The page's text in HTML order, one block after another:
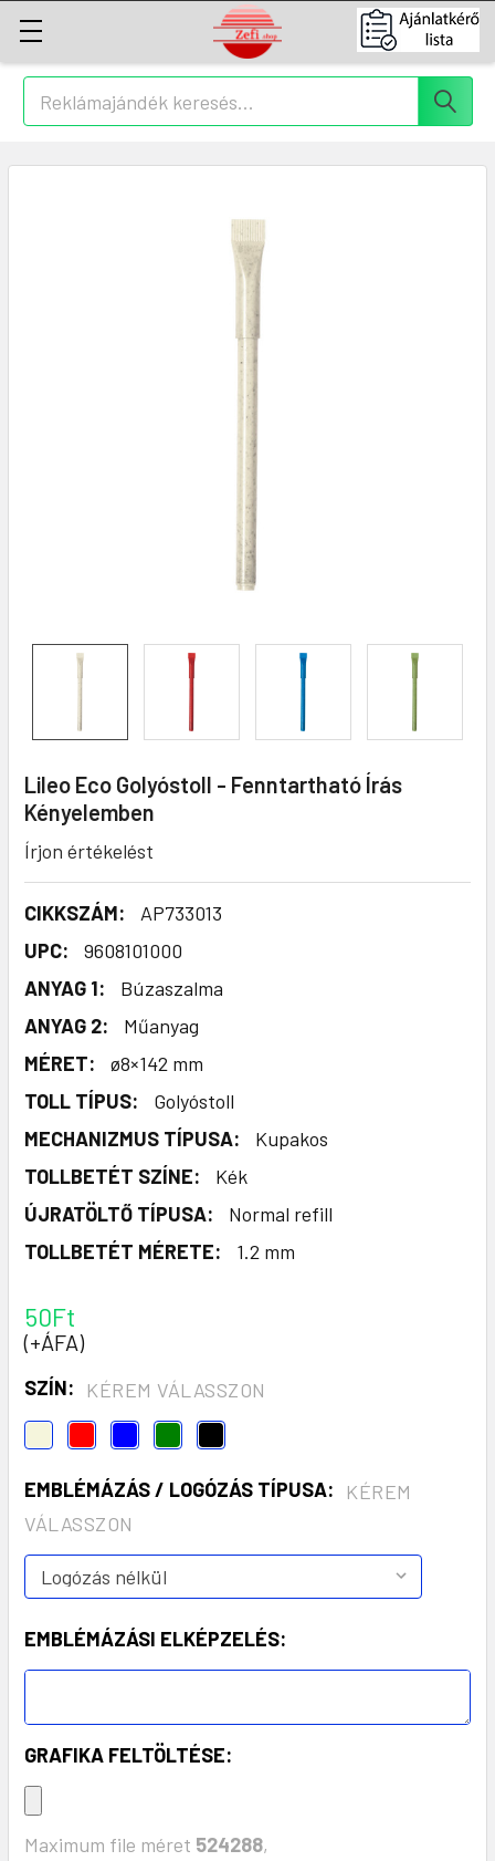
Keresés
Lileo Eco Golyóstoll - Fenntartható Írás
Kényelemben
Írjon értékelést
CIKKSZÁM:
AP733013
UPC:
9608101000
ANYAG 1:
Búzaszalma
ANYAG 2:
Műanyag
MÉRET:
ø8×142 mm
TOLL TÍPUS:
Golyóstoll
MECHANIZMUS TÍPUSA:
Kupakos
TOLLBETÉT SZÍNE:
Kék
ÚJRATÖLTŐ TÍPUSA:
Normal refill
TOLLBETÉT MÉRETE:
1.2 mm
50Ft
(+ÁFA)
SZÍN: KÉREM VÁLASSZON
EMBLÉMÁZÁS / LOGÓZÁS TÍPUSA:
KÉREM
VÁLASSZON
EMBLÉMÁZÁSI ELKÉPZELÉS:
GRAFIKA FELTÖLTÉSE:
Maximum file méret 524288,